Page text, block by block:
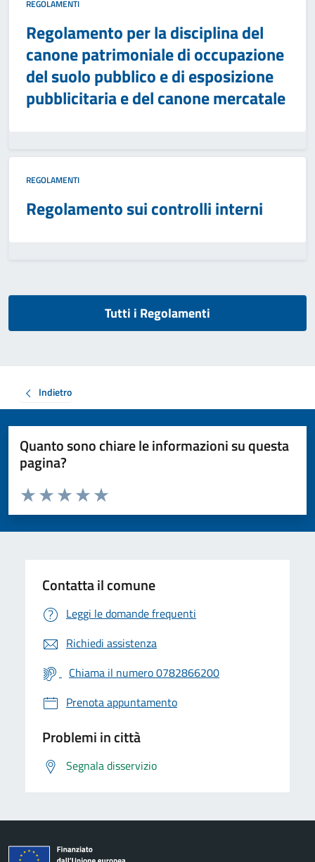
REGOLAMENTI
Regolamento per la disciplina del
canone patrimoniale di occupazione
del suolo pubblico e di esposizione
pubblicitaria e del canone mercatale
REGOLAMENTI
Regolamento sui controlli interni
Tutti i Regolamenti
Indietro
Quanto sono chiare le informazioni su questa
pagina?
Valuta da 1 a 5 stelle la pagina
Valuta 5 stelle su 5
Valuta 4 stelle su 5
Valuta 3 stelle su 5
Valuta 2 stelle su 5
Valuta 1 stelle su 5
Contatta il comune
Leggi le domande frequenti
Richiedi assistenza
Chiama il numero 0782866200
Prenota appuntamento
Problemi in città
Segnala disservizio